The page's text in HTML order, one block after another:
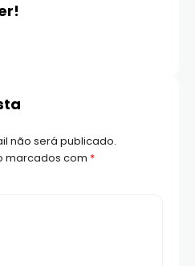
não será publicado.
marcados com *